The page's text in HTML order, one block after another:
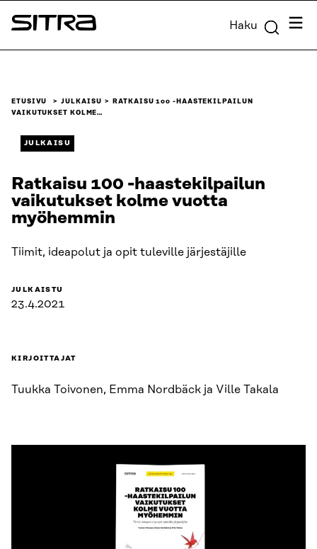
Siirry
suoraan
Sitra Haku
ETUSIVU JULKAISU
RATKAISU 100 -HAASTEKILPAILUN
VAIKUTUKSET KOLME…
JULKAISU
Ratkaisu 100 -haastekilpailun
vaikutukset kolme vuotta
myöhemmin
Tiimit, ideapolut ja opit tuleville järjestäjille
JULKAISTU
23.4.2021
KIRJOITTAJAT
Tuukka Toivonen, Emma Nordbäck ja Ville Takala